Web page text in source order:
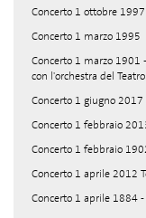
Concerto 1 ottobre
Concerto 1 marzo 1995
Concerto 1 marzo 1901
con l'orchestra del Teatro
Concerto 1 giugno
Concerto 1 febbraio
Concerto 1 febbraio
Concerto 1 aprile 2012
Concerto 1 aprile 1884 -